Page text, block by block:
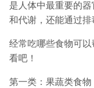
是人体中最重要的
和代谢，还能通过排
经常吃哪些食物可
看吧！
第一类：果蔬类食物